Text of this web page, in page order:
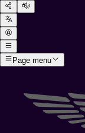
Page menu